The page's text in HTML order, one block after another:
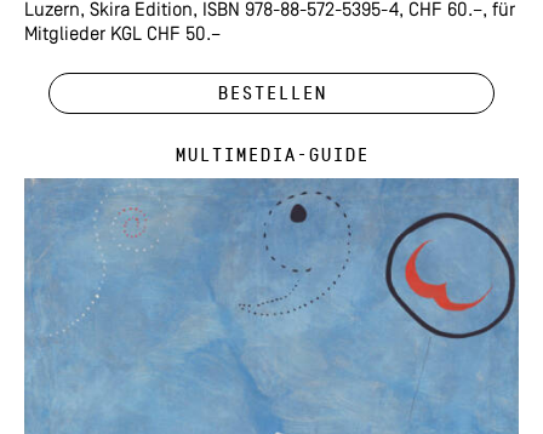
Luzern, Skira Edition, ISBN 978-88-572-5395-4, CHF 60.–, für
Mitglieder KGL CHF 50.–
Bestellen
Multimedia-Guide